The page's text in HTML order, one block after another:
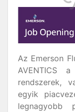
Az Emerson
AVENTICS
rendszerek,
egyik
legnagyobb